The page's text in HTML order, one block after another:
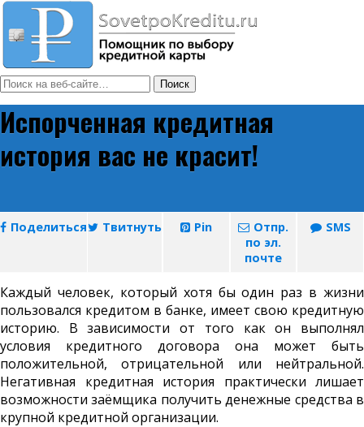
Испорченная кредитная
история вас не красит!
Поделиться Твитнуть Pin
Отпр.
по эл.
почте
SMS
Каждый человек, который хотя бы один раз в жизни
пользовался кредитом в банке, имеет свою кредитную
историю. В зависимости от того как он выполнял
условия кредитного договора она может быть
положительной, отрицательной или нейтральной.
Негативная кредитная история практически лишает
возможности заёмщика получить денежные средства в
крупной кредитной организации.